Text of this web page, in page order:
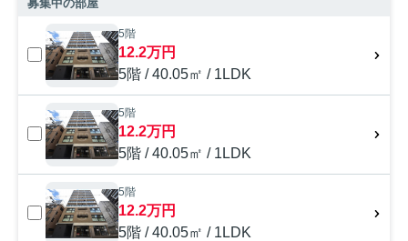
募集中の部屋
5階
12.2万円
5階 / 40.05㎡ / 1LDK
5階
12.2万円
5階 / 40.05㎡ / 1LDK
5階
12.2万円
5階 / 40.05㎡ / 1LDK